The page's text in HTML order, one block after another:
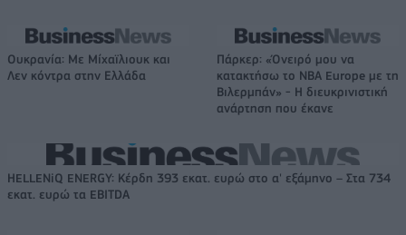
Ουκρανία: Με Μίχαϊλιουκ και
Λεν κόντρα στην Ελλάδα
Πάρκερ: «Όνειρό μου να
κατακτήσω το ΝΒΑ Europe με τη
Βιλερμπάν» - Η διευκρινιστική
ανάρτηση που έκανε
HELLENiQ ENERGY: Κέρδη 393 εκατ. ευρώ στο α' εξάμηνο – Στα 734
εκατ. ευρώ τα EBITDA